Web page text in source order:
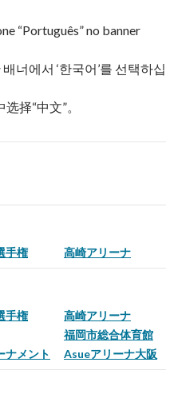
“Português” no banner
너에서 ‘한국어’를 선택하십
择“中文”。
手権 高崎アリーナ
手権
高崎アリーナ
福岡市総合体育館
ナメント Asueアリーナ大阪